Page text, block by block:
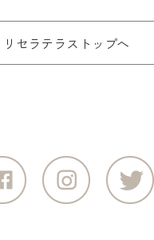
リセラテラストップへ